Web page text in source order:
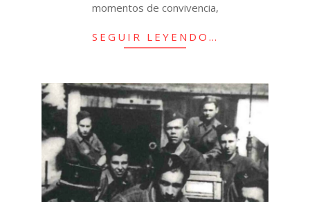
momentos de convivencia,
SEGUIR LEYENDO…